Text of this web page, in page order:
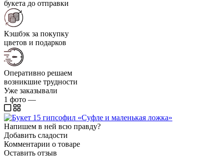
букета до отправки
Кэшбэк за покупку
цветов и подарков
Оперативно решаем
возникшие трудности
Уже заказывали
1 фото —
Напишем в ней всю правду?
Добавить сладости
Комментарии о товаре
Оставить отзыв